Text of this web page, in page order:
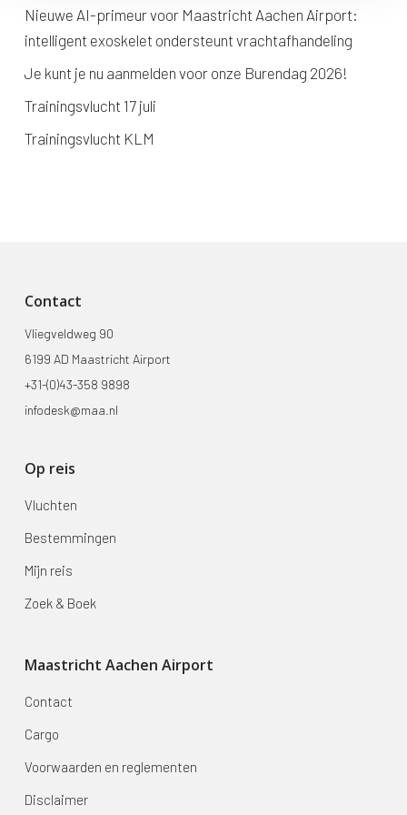
Nieuwe AI-primeur voor Maastricht Aachen Airport:
intelligent exoskelet ondersteunt vrachtafhandeling
Je kunt je nu aanmelden voor onze Burendag 2026!
Trainingsvlucht 17 juli
Trainingsvlucht KLM
Contact
Vliegveldweg 90
6199 AD Maastricht Airport
+31-(0)43-358 9898
infodesk@maa.nl
Op reis
Vluchten
Bestemmingen
Mijn reis
Zoek & Boek
Maastricht Aachen Airport
Contact
Cargo
Voorwaarden en reglementen
Disclaimer